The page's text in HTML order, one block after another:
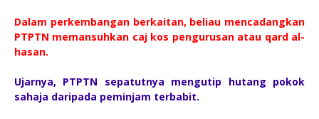
Dalam perkembangan berkaitan, beliau mencadangkan
PTPTN memansuhkan caj kos pengurusan atau qard al-
hasan.
Ujarnya, PTPTN sepatutnya mengutip hutang pokok
sahaja daripada peminjam terbabit.